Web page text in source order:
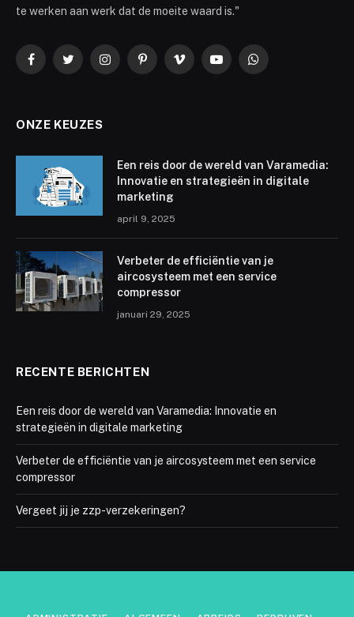
te werken aan werk dat de moeite waard is."
FacebookTwitterInstagramPinterestVimeo YouTubeWhatsApp
ONZE KEUZES
Een reis door de wereld van Varamedia:
Innovatie en strategieën in digitale
marketing
april 9, 2025
Verbeter de efficiëntie van je
aircosysteem met een service
compressor
januari 29, 2025
RECENTE BERICHTEN
Een reis door de wereld van Varamedia: Innovatie en
strategieën in digitale marketing
Verbeter de efficiëntie van je aircosysteem met een service
compressor
Vergeet jij je zzp-verzekeringen?